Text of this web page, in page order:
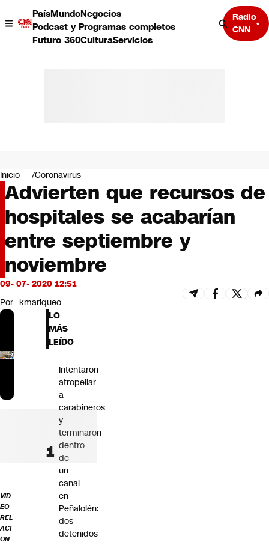
PaísMundoNegocios
Podcast y Programas completos
Futuro 360CulturaServicios
Radio
CNN
Negocios
Deportes
Programas completos
Cultura
Servicios
Bits
CNN tiempo
Futuro 360
Inicio Coronavirus
Advierten que recursos de
hospitales se acabarían
entre septiembre y
noviembre
09- 07- 2020 12:51
Por kmariqueo
VID
EO
REL
ACI
ON
LO
MÁS
LEÍDO
Intentaron
atropellar
a
carabineros
y
terminaron
dentro
de
un
canal
en
Peñalolén:
dos
detenidos